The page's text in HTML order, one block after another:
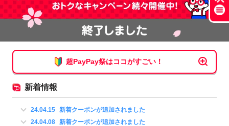
超PayPay祭はココがすごい！
新着情報
24.04.15 新着クーポンが追加されました
24.04.08 新着クーポンが追加されました